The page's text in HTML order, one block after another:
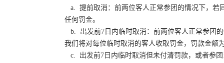
a. 提前取消：前两位客人正常参团的情况下，若
任何罚金。
b. 出发前7日内临时取消：前两位客人正常参团
我们将对每位临时取消的客人收取罚金，罚款金额
c. 出发前7日内临时取消但未付清罚款，或者参